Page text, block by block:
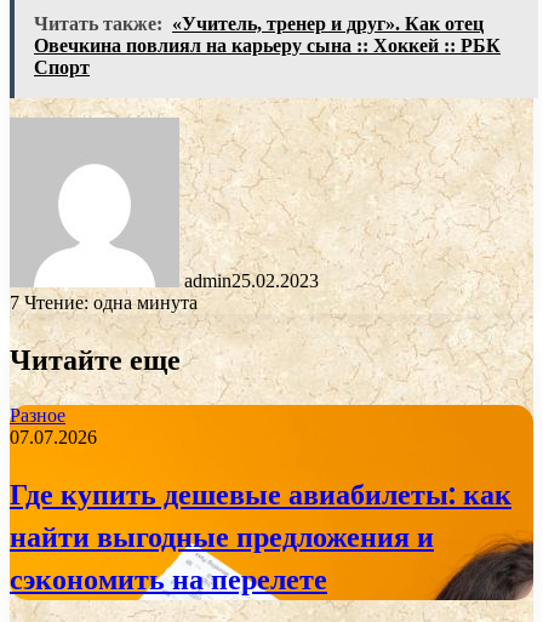
Читать также: «Учитель, тренер и друг». Как отец
Овечкина повлиял на карьеру сына :: Хоккей :: РБК
Спорт
admin25.02.2023
7 Чтение: одна минута
Читайте еще
Разное
07.07.2026
Где купить дешевые авиабилеты: как
найти выгодные предложения и
сэкономить на перелете